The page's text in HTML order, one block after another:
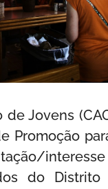
Jovens
Promoção
do Distrito